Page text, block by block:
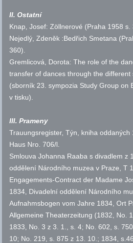
II. Ostatní
Knap, Josef: Zöllnerové (Praha 1958 s.
Nejedlý, Zdeněk :Bedřich Smetana
360).
Gremlicová, Dorota: The role of the
transfer of dances through the different
(sborník 23. sympozia Study Group on
v tisku).
III. Prameny
Trauungsregister, Týn, kniha
Haus Nro. 706/l.
Smlouva Johanna Raaba s divadlem z
oddělení Národního muzea v Praze, T
Engagements-Contract der Madame
1834, Divadelní oddělení Národního
Aufnahmsbogen vom Jahre 1834, Ort
Allgemeine Theaterzeitung (1832, No.
1833, No. 3 z 3. 1., s. 4; No. 602, s.
10; No. 219, s. 875 z 13. 10.; 1834,